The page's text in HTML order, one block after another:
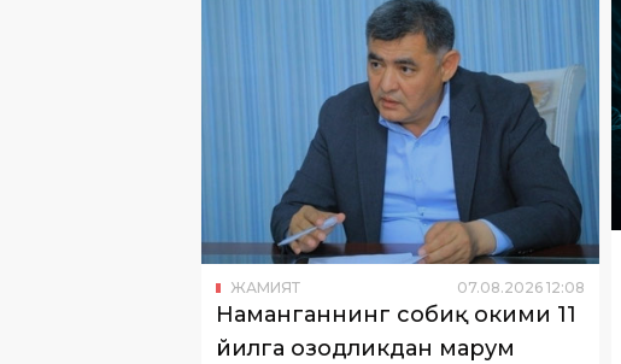
ЖАМИЯТ 07.08.2026 12:08
Наманганнинг собиқ ҳокими 11
йилга озодликдан маҳрум